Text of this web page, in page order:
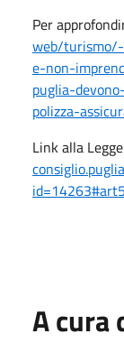
Per
web/
e-non-
puglia-
polizza-
Link alla
id=14263#art5
A cura